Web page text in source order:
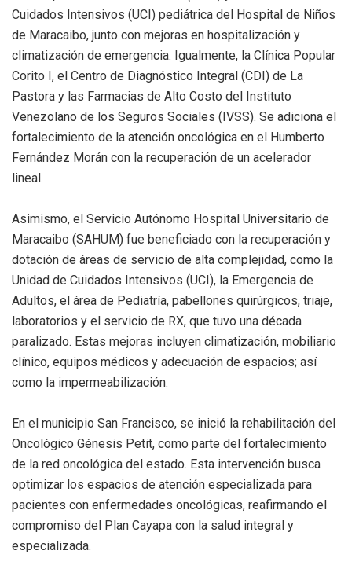
Cuidados Intensivos (UCI) pediátrica del Hospital de Niños
de Maracaibo, junto con mejoras en hospitalización y
climatización de emergencia. Igualmente, la Clínica Popular
Corito I, el Centro de Diagnóstico Integral (CDI) de La
Pastora y las Farmacias de Alto Costo del Instituto
Venezolano de los Seguros Sociales (IVSS). Se adiciona el
fortalecimiento de la atención oncológica en el Humberto
Fernández Morán con la recuperación de un acelerador
lineal.
Asimismo, el Servicio Autónomo Hospital Universitario de
Maracaibo (SAHUM) fue beneficiado con la recuperación y
dotación de áreas de servicio de alta complejidad, como la
Unidad de Cuidados Intensivos (UCI), la Emergencia de
Adultos, el área de Pediatría, pabellones quirúrgicos, triaje,
laboratorios y el servicio de RX, que tuvo una década
paralizado. Estas mejoras incluyen climatización, mobiliario
clínico, equipos médicos y adecuación de espacios; así
como la impermeabilización.
En el municipio San Francisco, se inició la rehabilitación del
Oncológico Génesis Petit, como parte del fortalecimiento
de la red oncológica del estado. Esta intervención busca
optimizar los espacios de atención especializada para
pacientes con enfermedades oncológicas, reafirmando el
compromiso del Plan Cayapa con la salud integral y
especializada.